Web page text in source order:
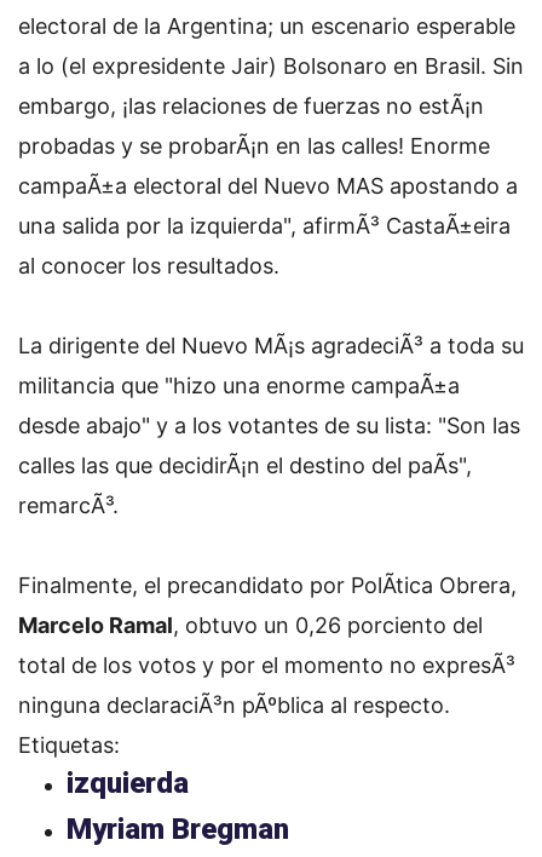
electoral de la Argentina; un escenario esperable
a lo (el expresidente Jair) Bolsonaro en Brasil. Sin
embargo, ¡las relaciones de fuerzas no estÃ¡n
probadas y se probarÃ¡n en las calles! Enorme
campaÃ±a electoral del Nuevo MAS apostando a
una salida por la izquierda", afirmÃ³ CastaÃ±eira
al conocer los resultados.
La dirigente del Nuevo MÃ¡s agradeciÃ³ a toda su
militancia que "hizo una enorme campaÃ±a
desde abajo" y a los votantes de su lista: "Son las
calles las que decidirÃ¡n el destino del paÃ­s",
remarcÃ³.
Finalmente, el precandidato por PolÃ­tica Obrera,
Marcelo Ramal, obtuvo un 0,26 porciento del
total de los votos y por el momento no expresÃ³
ninguna declaraciÃ³n pÃºblica al respecto.
Etiquetas:
izquierda
Myriam Bregman